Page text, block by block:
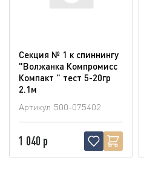
Секция № 1 к спиннингу
"Волжанка Компромисс
Компакт " тест 5-20гр
2.1м
Артикул 500-075402
1 040 р